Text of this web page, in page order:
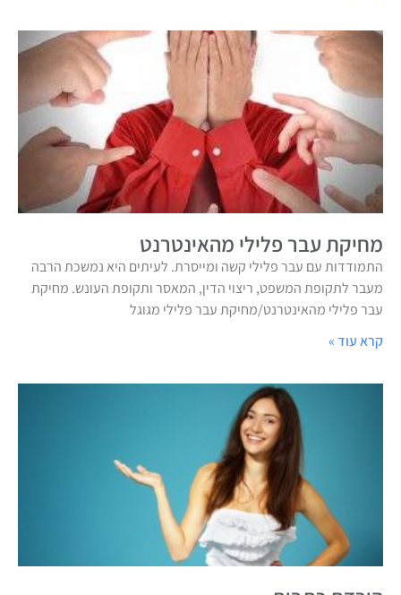
מחיקת עבר פלילי מהאינטרנט
התמודדות עם עבר פלילי קשה ומייסרת. לעיתים היא נמשכת הרבה
מעבר לתקופת המשפט, ריצוי הדין, המאסר ותקופת העונש. מחיקת
עבר פלילי מהאינטרנט/מחיקת עבר פלילי מגוגל
קרא עוד »